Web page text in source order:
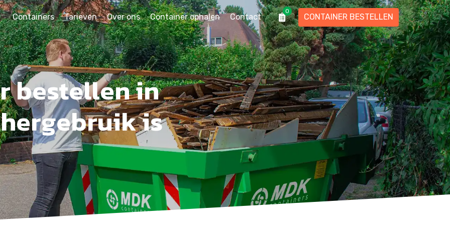
Containers Tarieven Over ons Container ophalen Contact
0
CONTAINER BESTELLEN
bestellen in
is